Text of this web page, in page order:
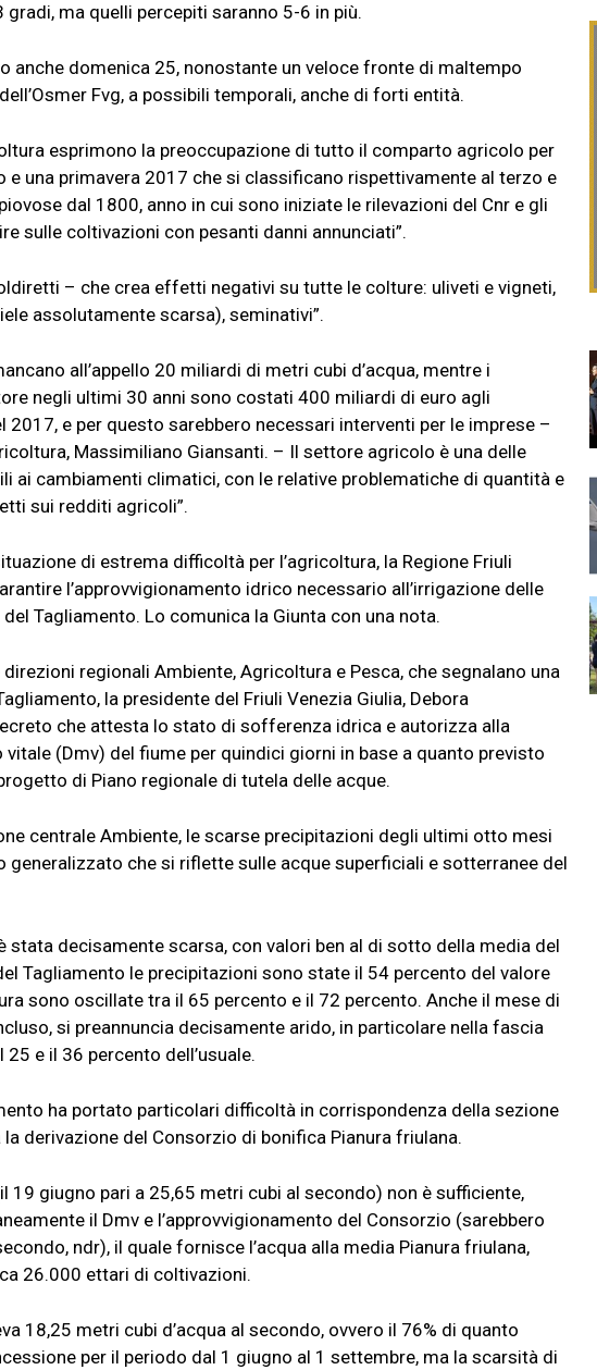
ma quelli percepiti saranno 5-6 in più.
anche domenica 25, nonostante un veloce fronte di maltempo
Fvg, a possibili temporali, anche di forti entità.
esprimono la preoccupazione di tutto il comparto agricolo per
e una primavera 2017 che si classificano rispettivamente al terzo e
dal 1800, anno in cui sono iniziate le rilevazioni del Cnr e gli
sulle coltivazioni con pesanti danni annunciati”.
– che crea effetti negativi su tutte le colture: uliveti e vigneti,
assolutamente scarsa), seminativi”.
all’appello 20 miliardi di metri cubi d’acqua, mentre i
negli ultimi 30 anni sono costati 400 miliardi di euro agli
e per questo sarebbero necessari interventi per le imprese –
Massimiliano Giansanti. – Il settore agricolo è una delle
ai cambiamenti climatici, con le relative problematiche di quantità e
sui redditi agricoli”.
di estrema difficoltà per l’agricoltura, la Regione Friuli
l’approvvigionamento idrico necessario all’irrigazione delle
Tagliamento. Lo comunica la Giunta con una nota.
regionali Ambiente, Agricoltura e Pesca, che segnalano una
la presidente del Friuli Venezia Giulia, Debora
che attesta lo stato di sofferenza idrica e autorizza alla
(Dmv) del fiume per quindici giorni in base a quanto previsto
di Piano regionale di tutela delle acque.
centrale Ambiente, le scarse precipitazioni degli ultimi otto mesi
generalizzato che si riflette sulle acque superficiali e sotterranee del
stata decisamente scarsa, con valori ben al di sotto della media del
Tagliamento le precipitazioni sono state il 54 percento del valore
sono oscillate tra il 65 percento e il 72 percento. Anche il mese di
si preannuncia decisamente arido, in particolare nella fascia
e il 36 percento dell’usuale.
ha portato particolari difficoltà in corrispondenza della sezione
derivazione del Consorzio di bonifica Pianura friulana.
19 giugno pari a 25,65 metri cubi al secondo) non è sufficiente,
il Dmv e l’approvvigionamento del Consorzio (sarebbero
ndr), il quale fornisce l’acqua alla media Pianura friulana,
26.000 ettari di coltivazioni.
18,25 metri cubi d’acqua al secondo, ovvero il 76% di quanto
per il periodo dal 1 giugno al 1 settembre, ma la scarsità di